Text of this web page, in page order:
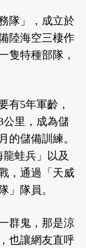
隊」，成立於
陸海空三棲作
隻特種部隊，
有5年軍齡，
公里，成為儲
的儲備訓練。
蛙兵」以及
，通過「天威
」隊員。
群鬼，那是涼
也讓網友直呼